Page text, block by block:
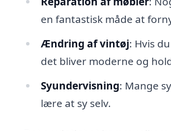
en fantastisk måde at
Ændring af vintøj: Hvis
det bliver moderne og
Syundervisning: Mange
lære at sy selv.